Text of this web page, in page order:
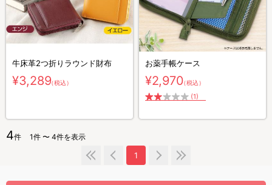
牛床革2つ折りラウンド財布
¥3,289（税込）
お薬手帳ケース
¥2,970（税込）
(1)
4件 1件 〜 4件を表示
1